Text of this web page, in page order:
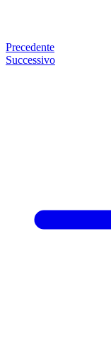
Precedente
Successivo